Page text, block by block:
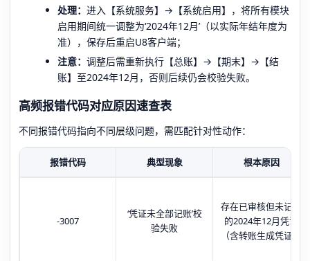
处理： 进入【系统服务】→【系统启用】，将所有模块
启用期间统一调整为‘2024年12月’（以实际年结年度为
准），保存后重启U8客户端；
注意： 调整后需重新执行【总账】→【期末】→【结
账】至2024年12月，否则后续仍会校验失败。
高频报错代码对应原因速查表
不同报错代码指向不同层级问题，需匹配针对性动作：
报错代码 典型现象 根本原因
-3007
‘凭证未全部记账’校
验失败
存在已审核但未记账
的2024年12月凭证
（含转账生成凭证）